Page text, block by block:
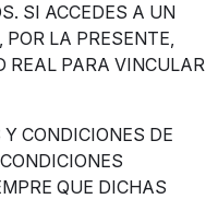
SI ACCEDES A UN
LA PRESENTE,
REAL PARA VINCULAR
CONDICIONES DE
QUE DICHAS